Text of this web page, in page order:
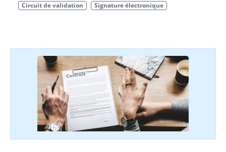
Circuit de validation Signature électronique